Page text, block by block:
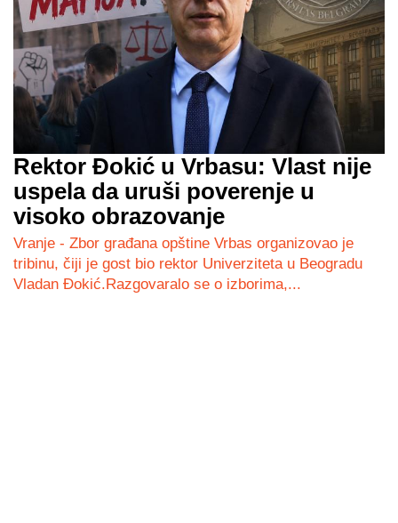
Rektor Đokić u Vrbasu: Vlast nije
uspela da uruši poverenje u
visoko obrazovanje
Vranje - Zbor građana opštine Vrbas organizovao je
tribinu, čiji je gost bio rektor Univerziteta u Beogradu
Vladan Đokić.Razgovaralo se o izborima,...